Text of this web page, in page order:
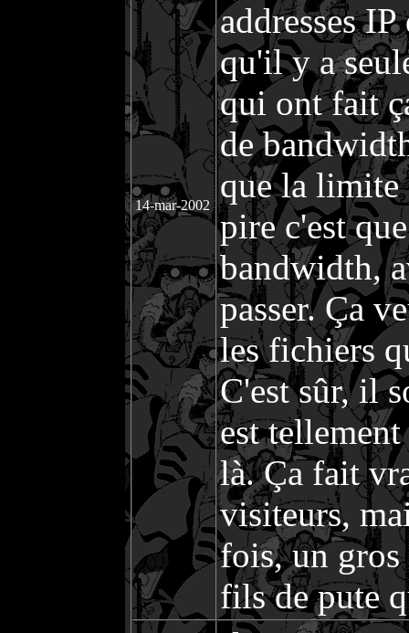
14-mar-2002
addresses
qu'il y a
qui ont fait
de
que la limite
pire c'est
bandwidth,
passer. Ça
les fichiers
C'est sûr, il
est
là. Ça fait
visiteurs,
fois, un gros
fils de pute